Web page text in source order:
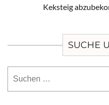
Keksteig
SUCHE